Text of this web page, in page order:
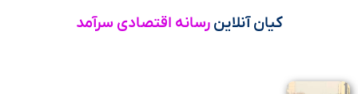
کیان آنلاین رسانه اقتصادی سرآمد